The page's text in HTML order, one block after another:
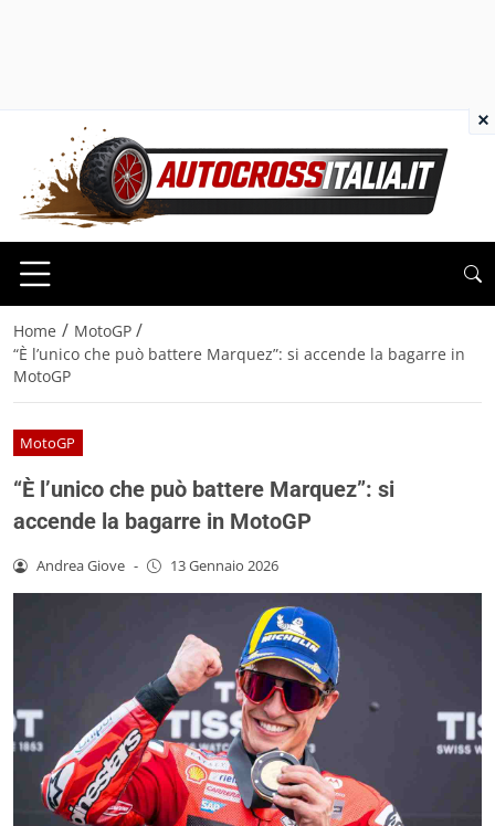
Home / MotoGP /
“È l’unico che può battere Marquez”: si accende la bagarre in
MotoGP
MotoGP
“È l’unico che può battere Marquez”: si
accende la bagarre in MotoGP
Andrea Giove - 13 Gennaio 2026
×